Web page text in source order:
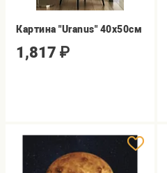
Картина "Uranus" 40х50см
1,817 ₽